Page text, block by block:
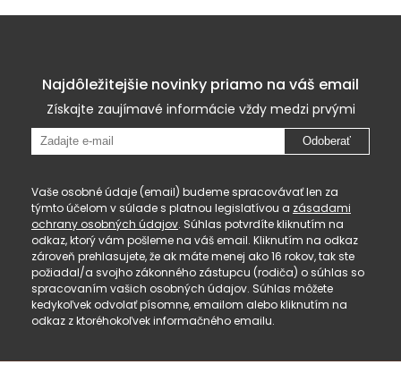
Najdôležitejšie novinky priamo na váš email
Získajte zaujímavé informácie vždy medzi prvými
Odoberať
Vaše osobné údaje (email) budeme spracovávať len za
týmto účelom v súlade s platnou legislatívou a zásadami
ochrany osobných údajov. Súhlas potvrdíte kliknutím na
odkaz, ktorý vám pošleme na váš email. Kliknutím na odkaz
zároveň prehlasujete, že ak máte menej ako 16 rokov, tak ste
požiadal/a svojho zákonného zástupcu (rodiča) o súhlas so
spracovaním vašich osobných údajov. Súhlas môžete
kedykoľvek odvolať písomne, emailom alebo kliknutím na
odkaz z ktoréhokoľvek informačného emailu.